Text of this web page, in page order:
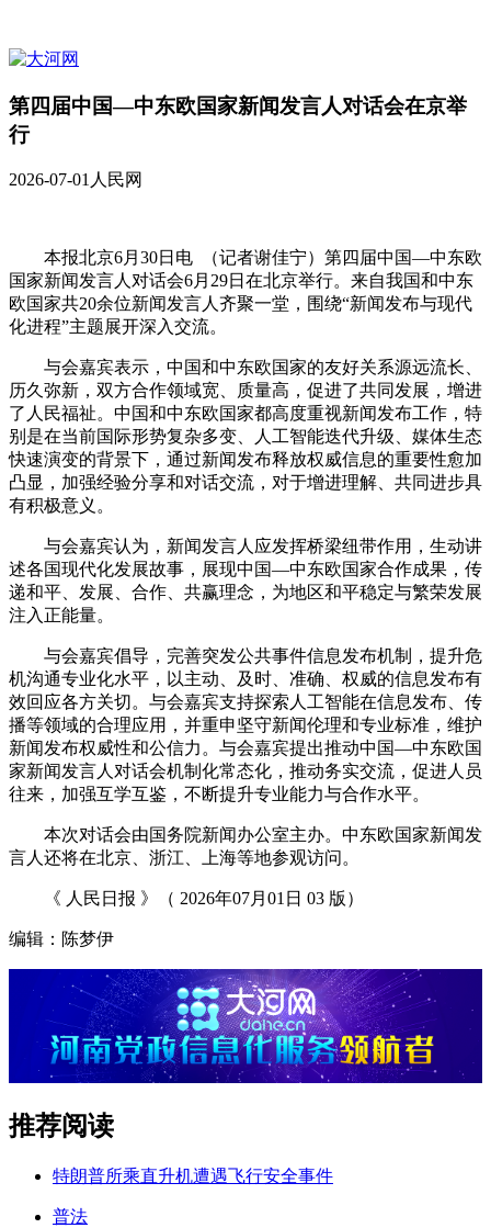
第四届中国—中东欧国家新闻发言人对话会在京举
行
2026-07-01人民网
本报北京6月30日电 （记者谢佳宁）第四届中国—中东欧
国家新闻发言人对话会6月29日在北京举行。来自我国和中东
欧国家共20余位新闻发言人齐聚一堂，围绕“新闻发布与现代
化进程”主题展开深入交流。
与会嘉宾表示，中国和中东欧国家的友好关系源远流长、
历久弥新，双方合作领域宽、质量高，促进了共同发展，增进
了人民福祉。中国和中东欧国家都高度重视新闻发布工作，特
别是在当前国际形势复杂多变、人工智能迭代升级、媒体生态
快速演变的背景下，通过新闻发布释放权威信息的重要性愈加
凸显，加强经验分享和对话交流，对于增进理解、共同进步具
有积极意义。
与会嘉宾认为，新闻发言人应发挥桥梁纽带作用，生动讲
述各国现代化发展故事，展现中国—中东欧国家合作成果，传
递和平、发展、合作、共赢理念，为地区和平稳定与繁荣发展
注入正能量。
与会嘉宾倡导，完善突发公共事件信息发布机制，提升危
机沟通专业化水平，以主动、及时、准确、权威的信息发布有
效回应各方关切。与会嘉宾支持探索人工智能在信息发布、传
播等领域的合理应用，并重申坚守新闻伦理和专业标准，维护
新闻发布权威性和公信力。与会嘉宾提出推动中国—中东欧国
家新闻发言人对话会机制化常态化，推动务实交流，促进人员
往来，加强互学互鉴，不断提升专业能力与合作水平。
本次对话会由国务院新闻办公室主办。中东欧国家新闻发
言人还将在北京、浙江、上海等地参观访问。
《 人民日报 》（ 2026年07月01日 03 版）
编辑：陈梦伊
推荐阅读
特朗普所乘直升机遭遇飞行安全事件
普法